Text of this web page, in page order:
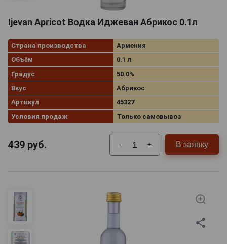
Ijevan Apricot Водка Иджеван Абрикос 0.1л
Страна производства
Армения
Объём
0.1 л
Градус
50.0%
Вкус
Абрикос
Артикул
45327
Условия продаж
Только самовывоз
439 руб. - + В заявку